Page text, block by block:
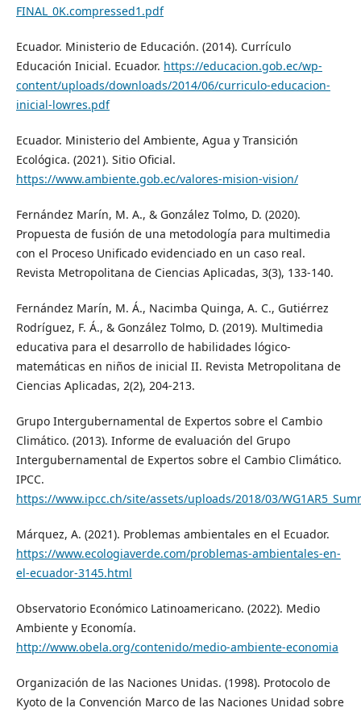
FINAL_0K.compressed1.pdf
Ecuador. Ministerio de Educación. (2014). Currículo
Educación Inicial. Ecuador. https://educacion.gob.ec/wp-
content/uploads/downloads/2014/06/curriculo-educacion-
inicial-lowres.pdf
Ecuador. Ministerio del Ambiente, Agua y Transición
Ecológica. (2021). Sitio Oficial.
https://www.ambiente.gob.ec/valores-mision-vision/
Fernández Marín, M. A., & González Tolmo, D. (2020).
Propuesta de fusión de una metodología para multimedia
con el Proceso Unificado evidenciado en un caso real.
Revista Metropolitana de Ciencias Aplicadas, 3(3), 133-140.
Fernández Marín, M. Á., Nacimba Quinga, A. C., Gutiérrez
Rodríguez, F. Á., & González Tolmo, D. (2019). Multimedia
educativa para el desarrollo de habilidades lógico-
matemáticas en niños de inicial II. Revista Metropolitana de
Ciencias Aplicadas, 2(2), 204-213.
Grupo Intergubernamental de Expertos sobre el Cambio
Climático. (2013). Informe de evaluación del Grupo
Intergubernamental de Expertos sobre el Cambio Climático.
IPCC.
https://www.ipcc.ch/site/assets/uploads/2018/03/
Márquez, A. (2021). Problemas ambientales en el Ecuador.
https://www.ecologiaverde.com/problemas-ambientales-en-
el-ecuador-3145.html
Observatorio Económico Latinoamericano. (2022). Medio
Ambiente y Economía.
http://www.obela.org/contenido/medio-ambiente-economia
Organización de las Naciones Unidas. (1998). Protocolo de
Kyoto de la Convención Marco de las Naciones Unidad sobre